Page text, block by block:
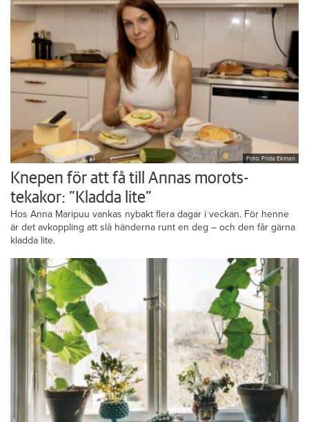
Foto: Frida Ekman
Knepen för att få till Annas morots-
tekakor: ”Kladda lite”
Hos Anna Maripuu vankas nybakt flera dagar i veckan. För henne
är det avkoppling att slå händerna runt en deg – och den får gärna
kladda lite.